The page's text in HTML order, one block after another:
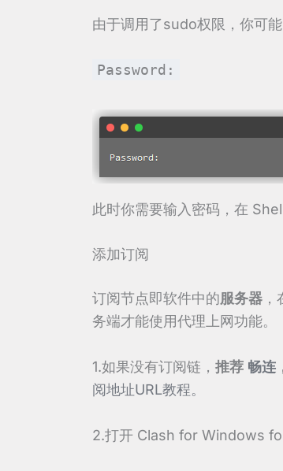
由于调用了sudo权限，你可
Password:
此时你需要输入密码，在
添加订阅
订阅节点即软件中的服务器
务端才能使用代理上网功能。
1.如果没有订阅链， 推荐 畅连
阅地址URL教程。
2.打开 Clash for Windows